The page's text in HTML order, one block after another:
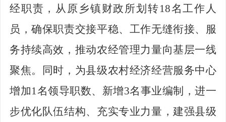
经职责，从原乡镇财政所划转18名工作人
员，确保职责交接平稳、工作无缝衔接、服
务持续高效，推动农经管理力量向基层一线
聚焦。
同时，为县级农村经济经营服务中心
增加1名领导职数、新增3名事业编制，进一
步优化队伍结构、充实专业力量，建强县级